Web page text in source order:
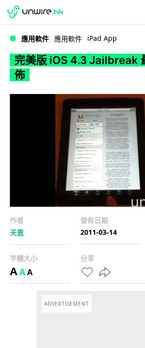
完美版 iOS 4.3 Jailbreak
WWDC 2026
應用軟件 應用軟件 iPad App
完美版 iOS 4.3 Jailbreak
佈
作者
天恩
發佈日期
2011-03-14
字體大小
AAA
分享
ADVERTISEMENT